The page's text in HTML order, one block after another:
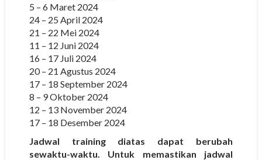
5 – 6 Maret 2024
24 – 25 April 2024
21 – 22 Mei 2024
11 – 12 Juni 2024
16 – 17 Juli 2024
20 – 21 Agustus 2024
17 – 18 September 2024
8 – 9 Oktober 2024
12 – 13 November 2024
17 – 18 Desember 2024
Jadwal training diatas dapat berubah
sewaktu-waktu. Untuk memastikan jadwal